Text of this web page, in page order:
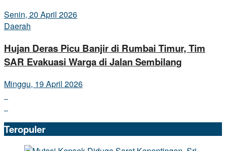
Senin, 20 April 2026
Daerah
Hujan Deras Picu Banjir di Rumbai Timur, Tim
SAR Evakuasi Warga di Jalan Sembilang
Minggu, 19 April 2026
Teropuler